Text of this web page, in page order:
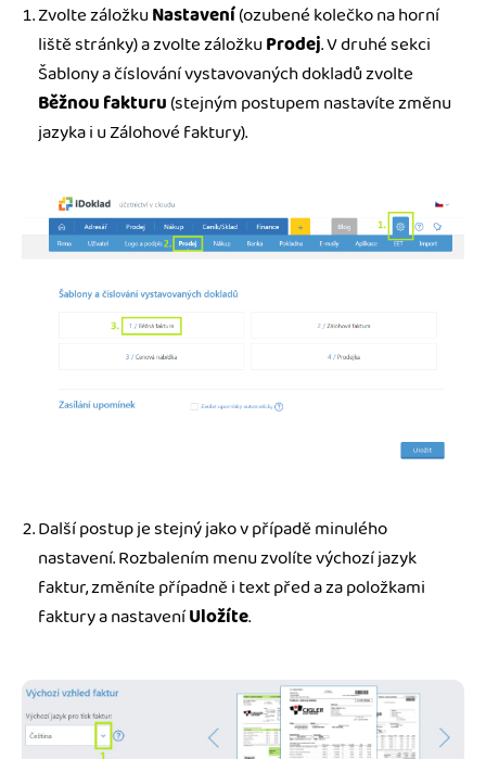
Zvolte záložkuNastavení(ozubené kolečko na horní
liště stránky) a zvolte záložkuProdej. V druhé sekci
Šablony a číslování vystavovaných dokladů zvolte
Běžnou fakturu(stejným postupem nastavíte změnu
jazyka i u Zálohové faktury).
Další postup je stejný jako v případě minulého
nastavení. Rozbalením menu zvolíte výchozí jazyk
faktur, změníte případně i text před a za položkami
faktury a nastaveníUložíte.